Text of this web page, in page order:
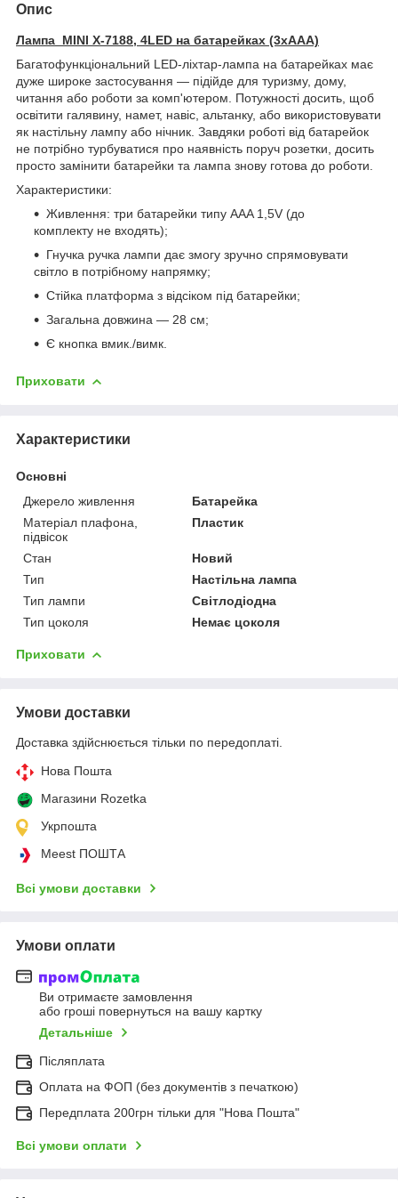
Опис
Лампа MINI X-7188, 4LED на батарейках (3хААА)
Багатофункціональний LED-ліхтар-лампа на батарейках має
дуже широке застосування — підійде для туризму, дому,
читання або роботи за комп'ютером. Потужності досить, щоб
освітити галявину, намет, навіс, альтанку, або використовувати
як настільну лампу або нічник. Завдяки роботі від батарейок
не потрібно турбуватися про наявність поруч розетки, досить
просто замінити батарейки та лампа знову готова до роботи.
Характеристики:
Живлення: три батарейки типу AAA 1,5V (до
комплекту не входять);
Гнучка ручка лампи дає змогу зручно спрямовувати
світло в потрібному напрямку;
Стійка платформа з відсіком під батарейки;
Загальна довжина — 28 см;
Є кнопка вмик./вимк.
Приховати
Характеристики
Основні
Джерело живлення
Батарейка
Матеріал плафона,
підвісок
Пластик
Стан
Новий
Тип
Настільна лампа
Тип лампи
Світлодіодна
Тип цоколя
Немає цоколя
Приховати
Умови доставки
Доставка здійснюється тільки по передоплаті.
Нова Пошта
Магазини Rozetka
Укрпошта
Meest ПОШТА
Всі умови доставки
Умови оплати
Ви отримаєте замовлення
або гроші повернуться на вашу картку
Детальніше
Післяплата
Оплата на ФОП (без документів з печаткою)
Передплата 200грн тільки для "Нова Пошта"
Всі умови оплати